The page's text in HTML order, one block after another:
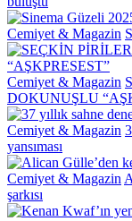
Cemiyet & Magazin
Cemiyet & Magazin
DOKUNUŞLU
Cemiyet & Magazin
yansıması
Cemiyet & Magazin
şarkısı